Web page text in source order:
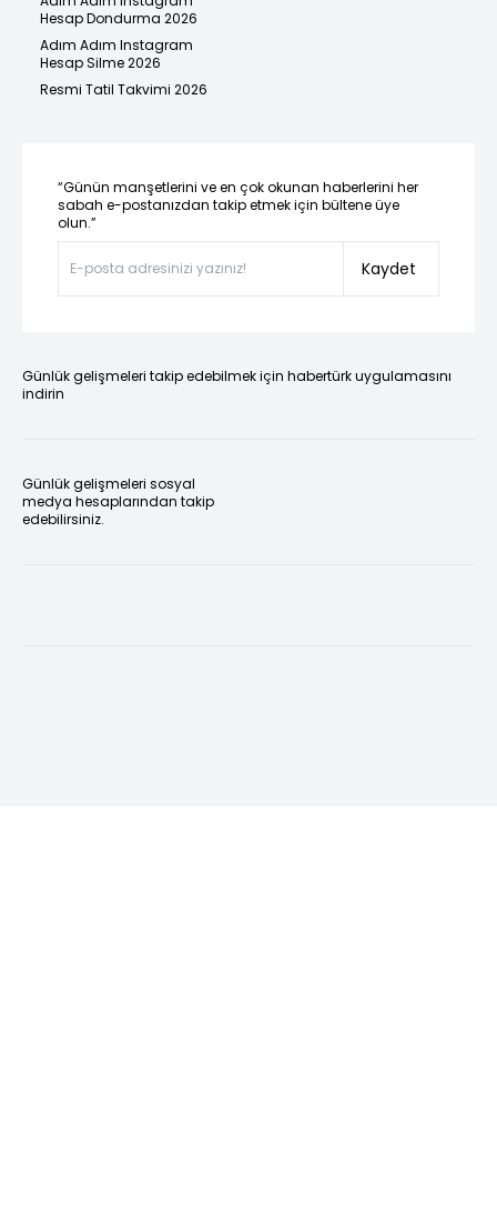
Hesap Dondurma 2026
Adım Adım Instagram
Hesap Silme 2026
Resmi Tatil Takvimi 2026
“Günün manşetlerini ve en çok okunan haberlerini her
sabah e-postanızdan takip etmek için bültene üye
olun.”
Kaydet
Günlük gelişmeleri takip edebilmek için habertürk uygulamasını
indirin
Günlük gelişmeleri sosyal
medya hesaplarından takip
edebilirsiniz.